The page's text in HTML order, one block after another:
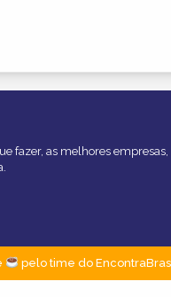
fazer, as melhores empresas,
pelo time do